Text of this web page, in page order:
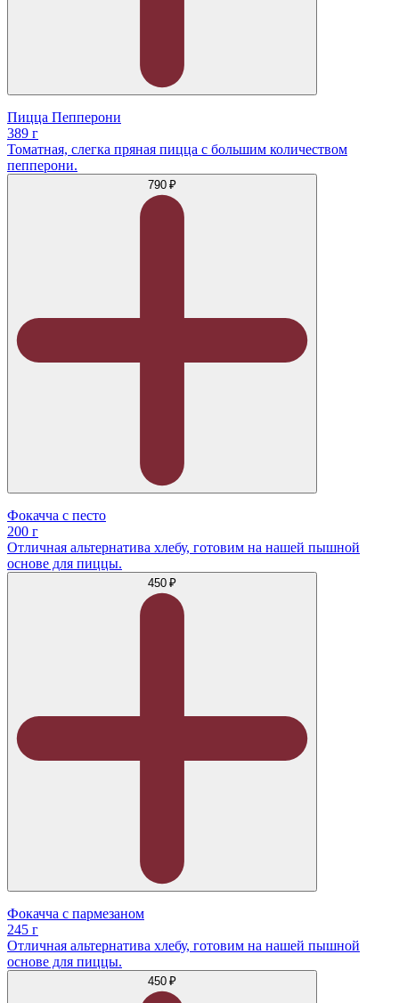
Пицца Пепперони
389 г
Томатная, слегка пряная пицца с большим количеством
пепперони.
790 ₽
Фокачча с песто
200 г
Отличная альтернатива хлебу, готовим на нашей пышной
основе для пиццы.
450 ₽
Фокачча с пармезаном
245 г
Отличная альтернатива хлебу, готовим на нашей пышной
основе для пиццы.
450 ₽